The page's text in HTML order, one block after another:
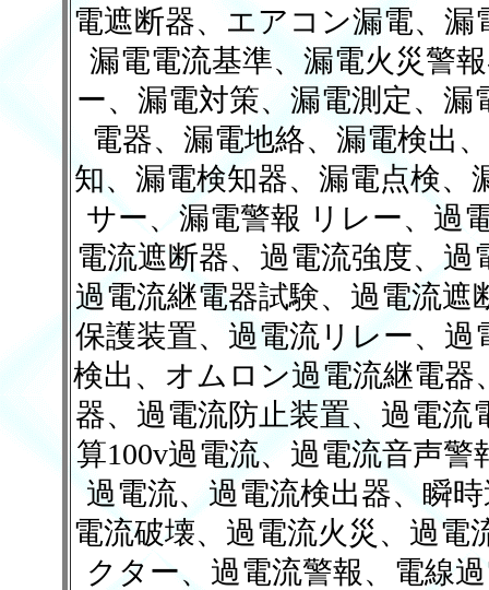
電遮断器、エアコン漏電、
漏電電流基準、漏電火災警
ー、漏電対策、漏電測定、
電器、漏電地絡、漏電検出
知、漏電検知器、漏電点検、
サー、漏電警報 リレー、過
電流遮断器、過電流強度、
過電流継電器試験、過電流
保護装置、過電流リレー、
検出、オムロン過電流継電器
器、過電流防止装置、過電
算100v過電流、過電流音声
過電流、過電流検出器、瞬
電流破壊、過電流火災、過
クター、過電流警報、電線